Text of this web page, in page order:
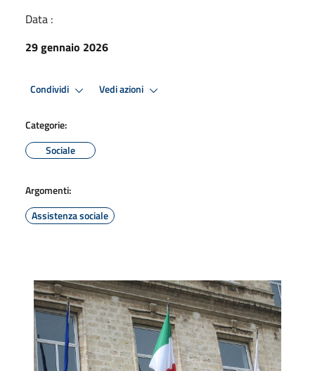
Data :
29 gennaio 2026
Condividi Vedi azioni
Categorie:
Sociale
Argomenti:
Assistenza sociale